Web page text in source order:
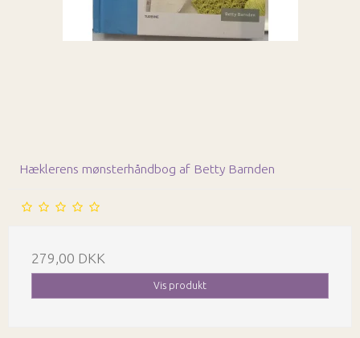
Hæklerens mønsterhåndbog af Betty Barnden
279,00 DKK
Vis produkt